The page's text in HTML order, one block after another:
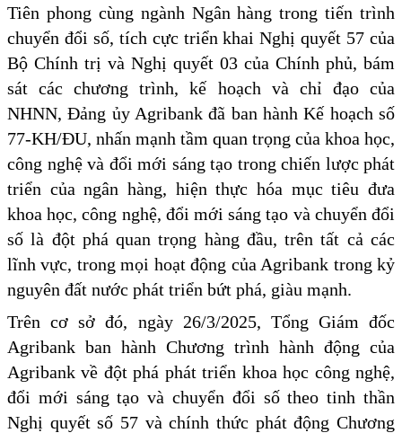
Tiên phong cùng ngành Ngân hàng trong tiến trình
chuyển đổi số, tích cực triển khai Nghị quyết 57 của
Bộ Chính trị và Nghị quyết 03 của Chính phủ, bám
sát các chương trình, kế hoạch và chỉ đạo của
NHNN, Đảng ủy Agribank đã ban hành Kế hoạch số
77-KH/ĐU, nhấn mạnh tầm quan trọng của khoa học,
công nghệ và đổi mới sáng tạo trong chiến lược phát
triển của ngân hàng, hiện thực hóa mục tiêu đưa
khoa học, công nghệ, đổi mới sáng tạo và chuyển đổi
số là đột phá quan trọng hàng đầu, trên tất cả các
lĩnh vực, trong mọi hoạt động của Agribank trong kỷ
nguyên đất nước phát triển bứt phá, giàu mạnh.
Trên cơ sở đó, ngày 26/3/2025, Tổng Giám đốc
Agribank ban hành Chương trình hành động của
Agribank về đột phá phát triển khoa học công nghệ,
đổi mới sáng tạo và chuyển đổi số theo tinh thần
Nghị quyết số 57 và chính thức phát động Chương